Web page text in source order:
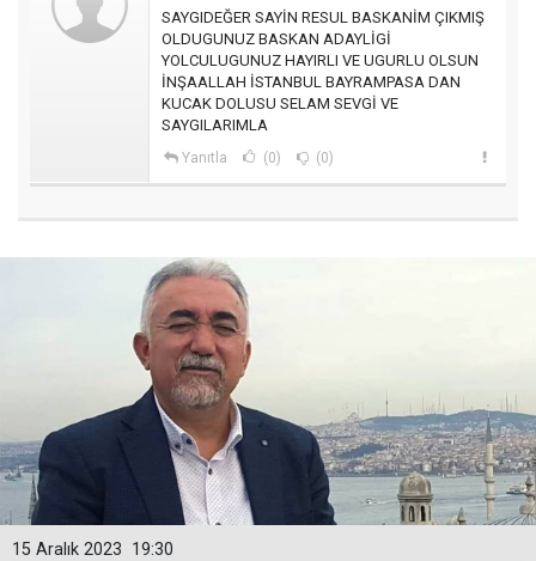
SAYGIDEĞER SAYİN RESUL BASKANİM ÇIKMIŞ
OLDUGUNUZ BASKAN ADAYLİGİ
YOLCULUGUNUZ HAYIRLI VE UGURLU OLSUN
İNŞAALLAH İSTANBUL BAYRAMPASA DAN
KUCAK DOLUSU SELAM SEVGİ VE
SAYGILARIMLA
Yanıtla (0) (0)
19:30
15 Aralık 2023